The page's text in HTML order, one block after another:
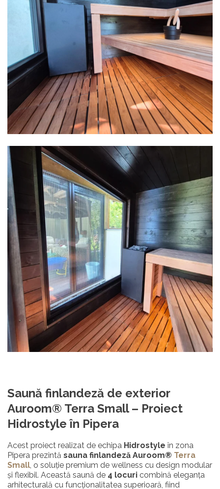
Saună finlandeză de exterior
Auroom® Terra Small – Proiect
Hidrostyle în Pipera
Acest proiect realizat de echipa Hidrostyle în zona
Pipera prezintă sauna finlandeză Auroom® Terra
Small, o soluție premium de wellness cu design modular
și flexibil. Această saună de 4 locuri combină eleganța
arhitecturală cu funcționalitatea superioară, fiind